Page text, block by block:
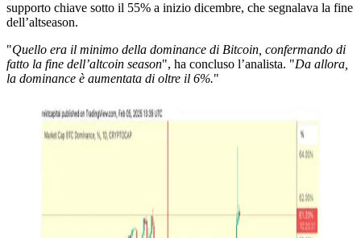
supporto chiave sotto il 55% a inizio dicembre, che segnalava la fine
dell’altseason.
"Quello era il minimo della dominance di Bitcoin, confermando di
fatto la fine dell’altcoin season", ha concluso l’analista. "Da allora,
la dominance è aumentata di oltre il 6%."